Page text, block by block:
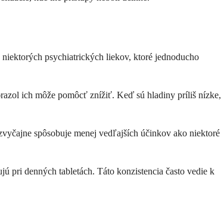
psychiatrických liekov, ktoré jednoducho
ich môže pomôcť znížiť. Keď sú hladiny príliš nízke,
spôsobuje menej vedľajších účinkov ako niektoré
pri denných tabletách. Táto konzistencia často vedie k